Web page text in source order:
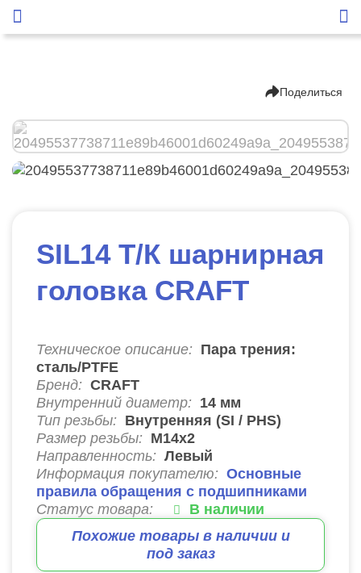
Поделиться
SIL14 Т/К шарнирная
головка CRAFT
Техническое описание: Пара трения:
сталь/PTFE
Бренд: CRAFT
Внутренний диаметр: 14 мм
Тип резьбы: Внутренняя (SI / PHS)
Размер резьбы: М14х2
Направленность: Левый
Информация покупателю: Основные
правила обращения с подшипниками
Статус товара:
В наличии
Похожие товары в наличии и
под заказ